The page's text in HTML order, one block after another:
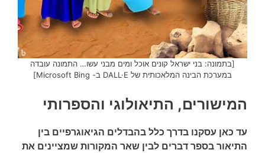
[בתמונה: בני ישראל קונים אוכל ומים מבני עשו… התמונה עובדה
במערכת הבינה המלאכותית של DALL·E ב- Microsoft Bing]
המישורים, התיאולוגי והספרותי
עד כאן עסקנו בדרך כלל בהבדלים הגיאוגרפיים בין
התיאור בספר דברים לבין שאר המקורות שמציינים את